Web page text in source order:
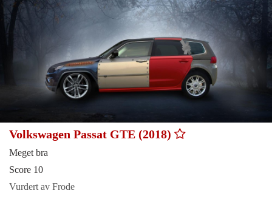
Volkswagen Passat GTE (2018)
Meget bra
Score 10
Vurdert av Frode